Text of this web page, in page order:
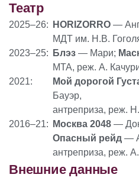
Театр
2025–26: HORIZORRO —
МДТ им. Н.В.
2023–25:
Блэз — Мари;
МТА, реж. А.
2021:
Мой дорогой
Бауэр,
антреприза, реж.
2016–21:
Москва 2048 —
Опасный рейд —
антреприза, реж.
Внешние данные